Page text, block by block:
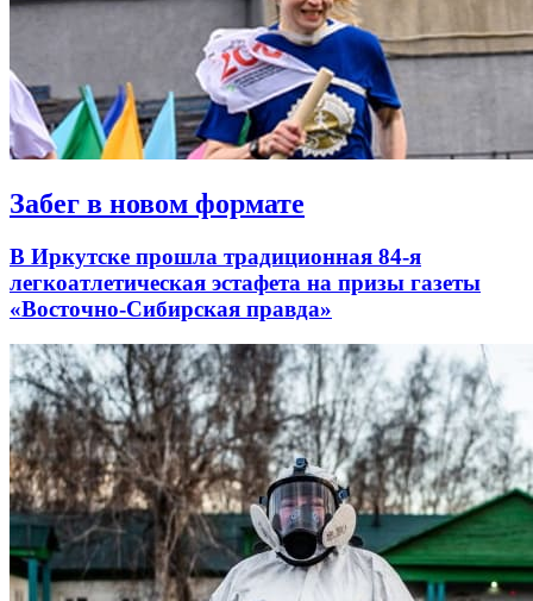
Забег в новом формате
В Иркутске прошла традиционная 84-я
легкоатлетическая эстафета на призы газеты
«Восточно-Сибирская правда»